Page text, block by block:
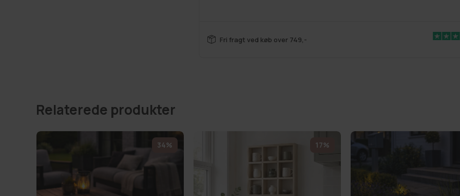
Fri fragt ved køb over 749,-
Relaterede produkter
34% 17%